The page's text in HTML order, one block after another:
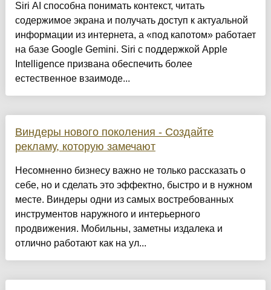
Siri AI способна понимать контекст, читать
содержимое экрана и получать доступ к актуальной
информации из интернета, а «под капотом» работает
на базе Google Gemini. Siri с поддержкой Apple
Intelligence призвана обеспечить более
естественное взаимоде...
Виндеры нового поколения - Создайте
рекламу, которую замечают
Несомненно бизнесу важно не только рассказать о
себе, но и сделать это эффектно, быстро и в нужном
месте. Виндеры одни из самых востребованных
инструментов наружного и интерьерного
продвижения. Мобильны, заметны издалека и
отлично работают как на ул...